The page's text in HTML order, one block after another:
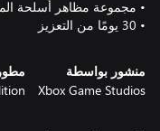
• ‏30 يومًا من التعزيز
منشور بواسطة
Xbox Game Studios